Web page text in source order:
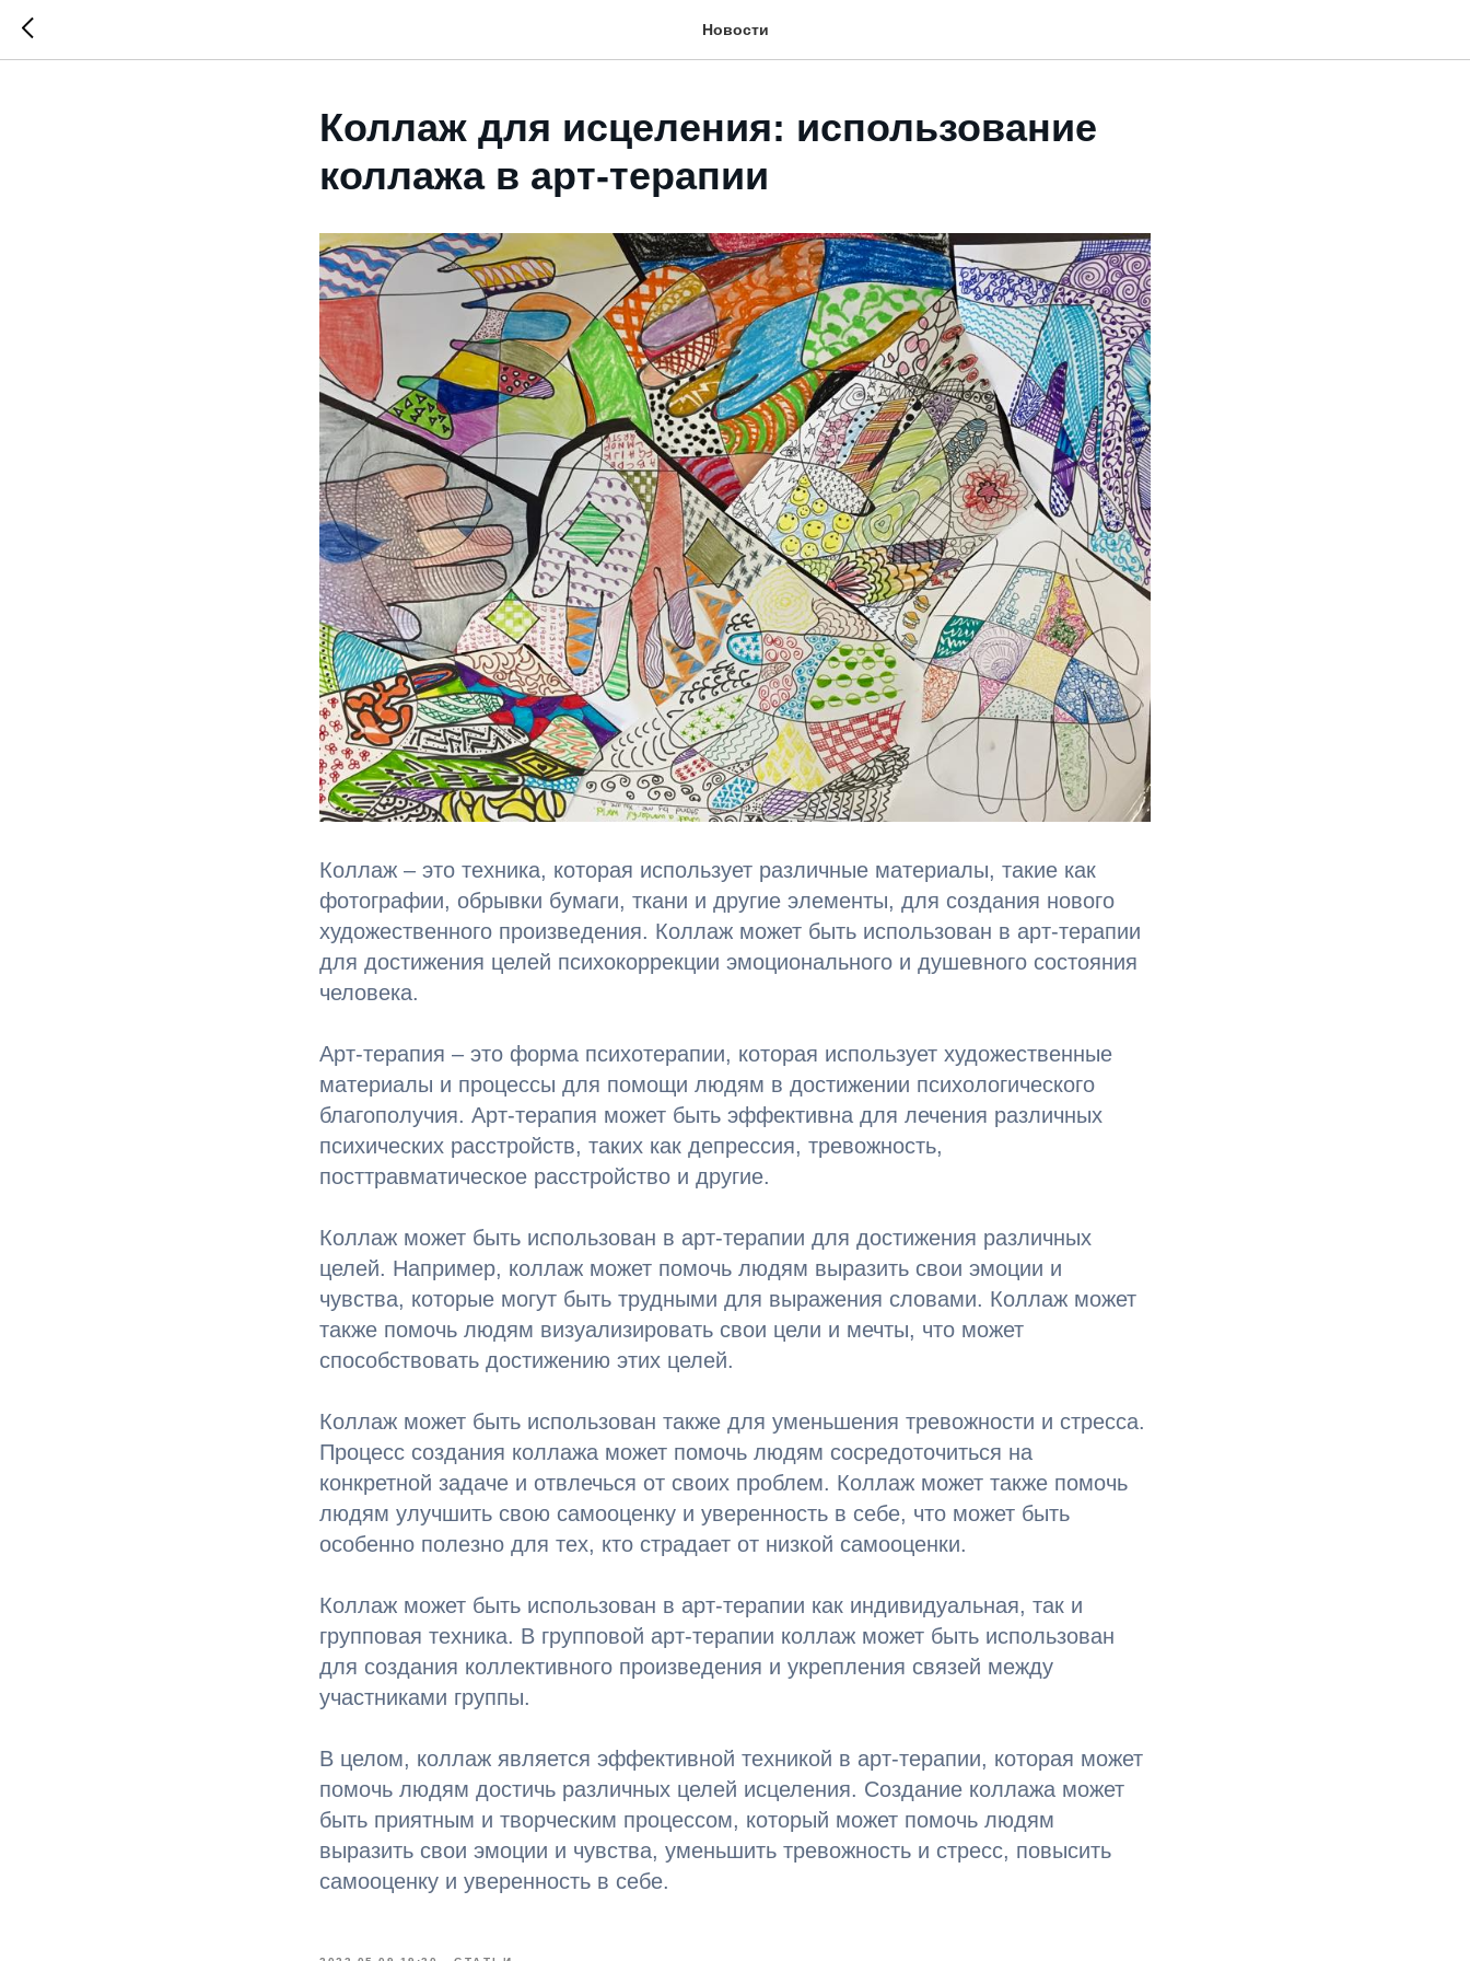
Новости
Коллаж для исцеления: использование
коллажа в арт-терапии
Коллаж – это техника, которая использует различные материалы, такие как
фотографии, обрывки бумаги, ткани и другие элементы, для создания нового
художественного произведения. Коллаж может быть использован в арт-терапии
для достижения целей психокоррекции эмоционального и душевного состояния
человека.
Арт-терапия – это форма психотерапии, которая использует художественные
материалы и процессы для помощи людям в достижении психологического
благополучия. Арт-терапия может быть эффективна для лечения различных
психических расстройств, таких как депрессия, тревожность,
посттравматическое расстройство и другие.
Коллаж может быть использован в арт-терапии для достижения различных
целей. Например, коллаж может помочь людям выразить свои эмоции и
чувства, которые могут быть трудными для выражения словами. Коллаж может
также помочь людям визуализировать свои цели и мечты, что может
способствовать достижению этих целей.
Коллаж может быть использован также для уменьшения тревожности и стресса.
Процесс создания коллажа может помочь людям сосредоточиться на
конкретной задаче и отвлечься от своих проблем. Коллаж может также помочь
людям улучшить свою самооценку и уверенность в себе, что может быть
особенно полезно для тех, кто страдает от низкой самооценки.
Коллаж может быть использован в арт-терапии как индивидуальная, так и
групповая техника. В групповой арт-терапии коллаж может быть использован
для создания коллективного произведения и укрепления связей между
участниками группы.
В целом, коллаж является эффективной техникой в арт-терапии, которая может
помочь людям достичь различных целей исцеления. Создание коллажа может
быть приятным и творческим процессом, который может помочь людям
выразить свои эмоции и чувства, уменьшить тревожность и стресс, повысить
самооценку и уверенность в себе.